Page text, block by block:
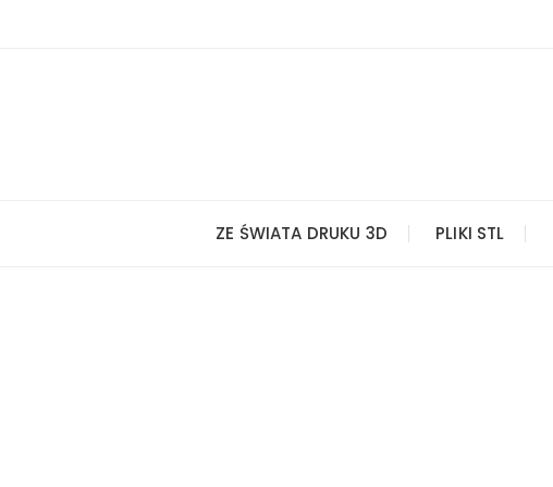
ZE ŚWIATA DRUKU 3D PLIKI STL